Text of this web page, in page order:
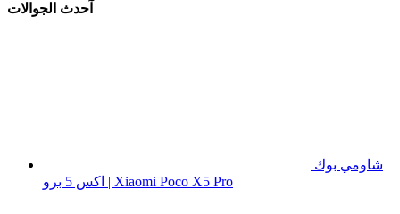
آحدث الجوالات
شاومي بوك
اكس 5 برو | Xiaomi Poco X5 Pro